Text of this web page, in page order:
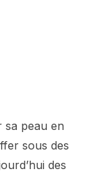
sa peau en
sous des
des